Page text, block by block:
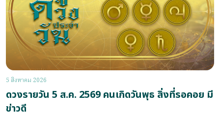
5 สิงหาคม 2026
ดวงรายวัน 5 ส.ค. 2569 คนเกิดวันพุธ สิ่งที่รอคอย มี
ข่าวดี